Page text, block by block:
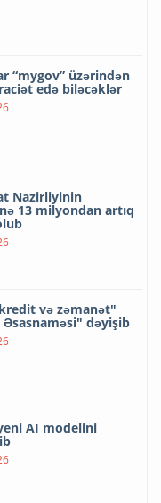
“mygov” üzərindən
edə biləcəklər
Nazirliyinin
13 milyondan artıq
və zəmanət"
dəyişib
AI modelini